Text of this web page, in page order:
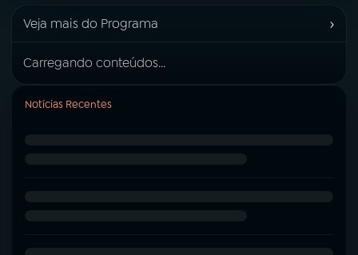
Veja mais do Programa ›
Carregando conteúdos...
Notícias Recentes